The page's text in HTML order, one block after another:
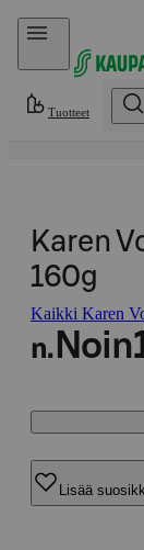
Hyppää sisältöön
Tuotteet
Karen
160g
Kaikki Karen
n. Noin
Lisää